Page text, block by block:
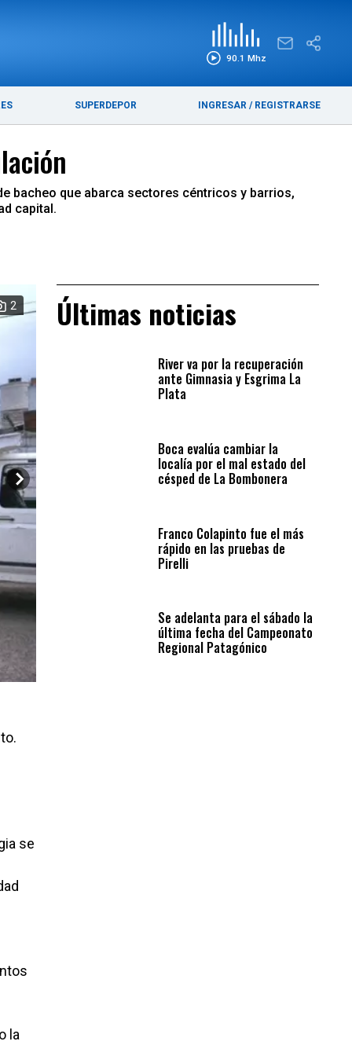
90.1 Mhz
SUPERDEPOR INGRESAR / REGISTRARSE
bacheo que abarca sectores céntricos y barrios,
capital.
2
se
la
Últimas noticias
River va por la recuperación
ante Gimnasia y Esgrima La
Plata
Boca evalúa cambiar la
localía por el mal estado del
césped de La Bombonera
Franco Colapinto fue el más
rápido en las pruebas de
Pirelli
Se adelanta para el sábado la
última fecha del Campeonato
Regional Patagónico